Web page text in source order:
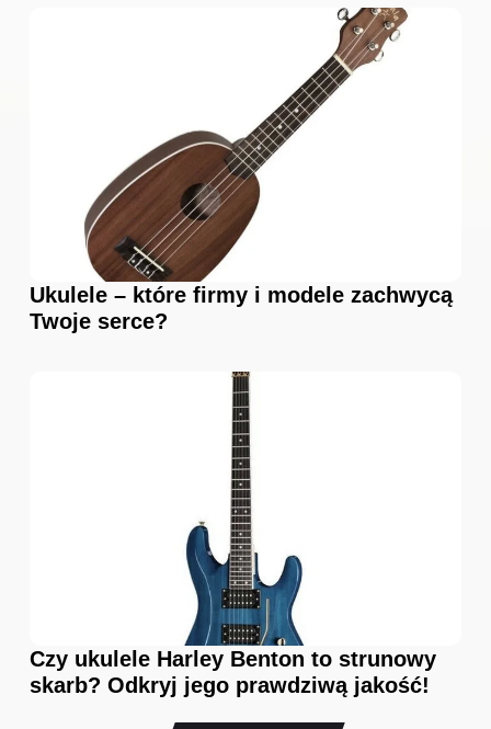
Ukulele – które firmy i modele zachwycą
Twoje serce?
Czy ukulele Harley Benton to strunowy
skarb? Odkryj jego prawdziwą jakość!